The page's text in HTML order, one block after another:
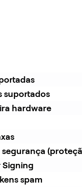
suportados
hardware
segurança
Signing
spam